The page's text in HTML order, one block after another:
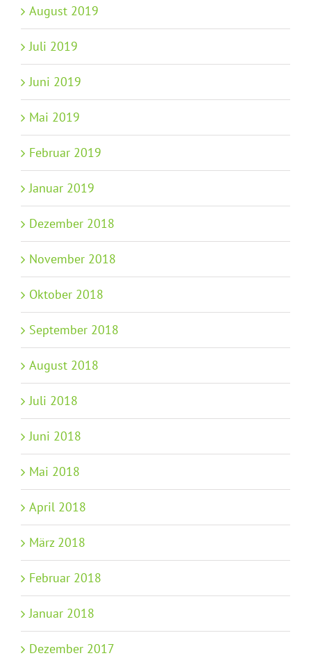
August 2019
Juli 2019
Juni 2019
Mai 2019
Februar 2019
Januar 2019
Dezember 2018
November 2018
Oktober 2018
September 2018
August 2018
Juli 2018
Juni 2018
Mai 2018
April 2018
März 2018
Februar 2018
Januar 2018
Dezember 2017